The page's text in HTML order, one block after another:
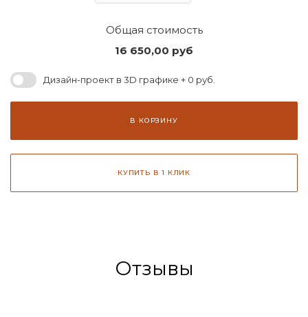
Общая стоимость
16 650,00 руб
Дизайн-проект в 3D графике + 0 руб.
В КОРЗИНУ
КУПИТЬ В 1 КЛИК
Отзывы